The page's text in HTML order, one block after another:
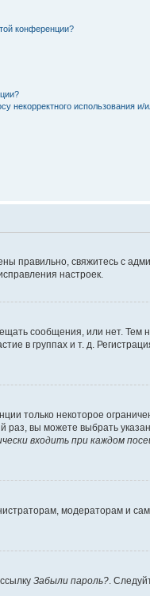
конференции?
некорректного использования
правильно, свяжитесь с
настроек.
сообщения, или нет. Тем
в группах и т. д.
только некоторое
раз, вы можете выбрать
входить при каждом
модераторам и
Забыли пароль? .